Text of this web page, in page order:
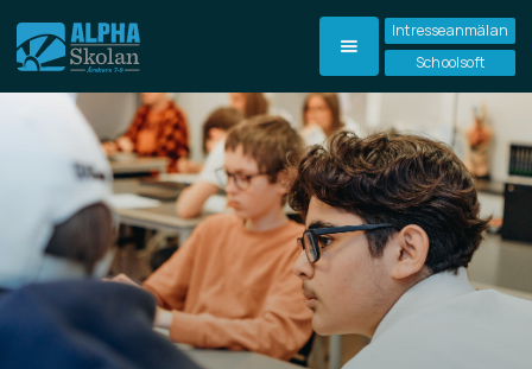
Intresseanmälan
Schoolsoft